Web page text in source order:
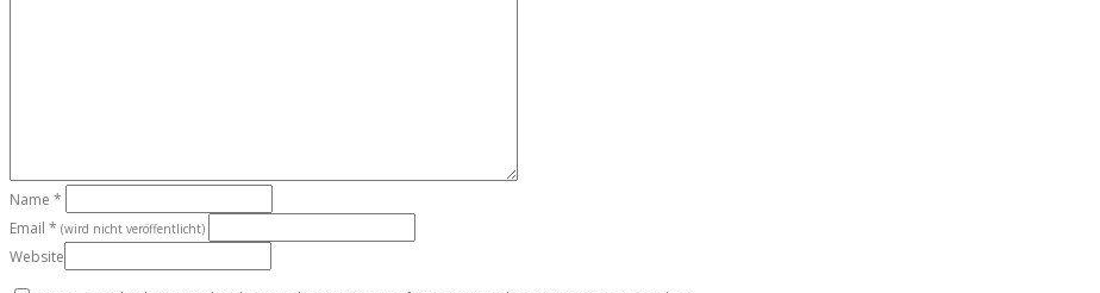
Name *
Email * (wird nicht veröffentlicht)
Website